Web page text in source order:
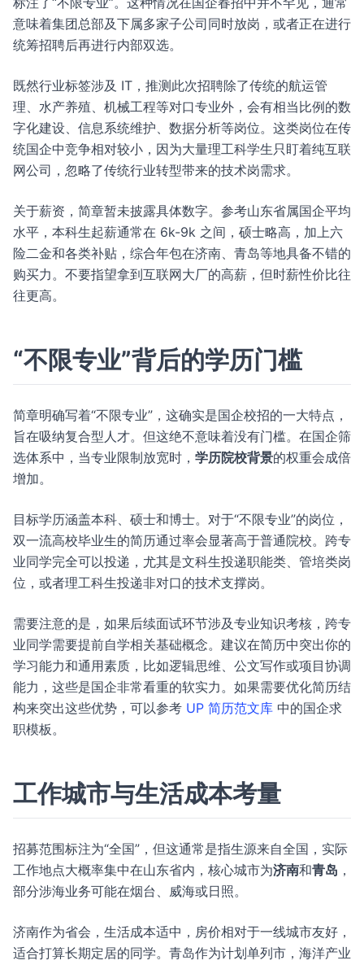
意味着集团总部及下属多家子公司同时放岗，或者正在进行
统筹招聘后再进行内部双选。
既然行业标签涉及 IT，推测此次招聘除了传统的航运管
理、水产养殖、机械工程等对口专业外，会有相当比例的数
字化建设、信息系统维护、数据分析等岗位。这类岗位在传
统国企中竞争相对较小，因为大量理工科学生只盯着纯互联
网公司，忽略了传统行业转型带来的技术岗需求。
关于薪资，简章暂未披露具体数字。参考山东省属国企平均
水平，本科生起薪通常在 6k-9k 之间，硕士略高，加上六
险二金和各类补贴，综合年包在济南、青岛等地具备不错的
购买力。不要指望拿到互联网大厂的高薪，但时薪性价比往
往更高。
“不限专业”背后的学历门槛
简章明确写着“不限专业”，这确实是国企校招的一大特点，
旨在吸纳复合型人才。但这绝不意味着没有门槛。在国企筛
选体系中，当专业限制放宽时， 学历院校背景的权重会成倍
增加。
目标学历涵盖本科、硕士和博士。对于“不限专业”的岗位，
双一流高校毕业生的简历通过率会显著高于普通院校。跨专
业同学完全可以投递，尤其是文科生投递职能类、管培类岗
位，或者理工科生投递非对口的技术支撑岗。
需要注意的是，如果后续面试环节涉及专业知识考核，跨专
业同学需要提前自学相关基础概念。建议在简历中突出你的
学习能力和通用素质，比如逻辑思维、公文写作或项目协调
能力，这些是国企非常看重的软实力。如果需要优化简历结
构来突出这些优势，可以参考 UP 简历范文库 中的国企求
职模板。
工作城市与生活成本考量
招募范围标注为“全国”，但这通常是指生源来自全国，实际
工作地点大概率集中在山东省内，核心城市为济南和青岛 ，
部分涉海业务可能在烟台、威海或日照。
济南作为省会，生活成本适中，房价相对于一线城市友好，
适合打算长期定居的同学。青岛作为计划单列市，海洋产业